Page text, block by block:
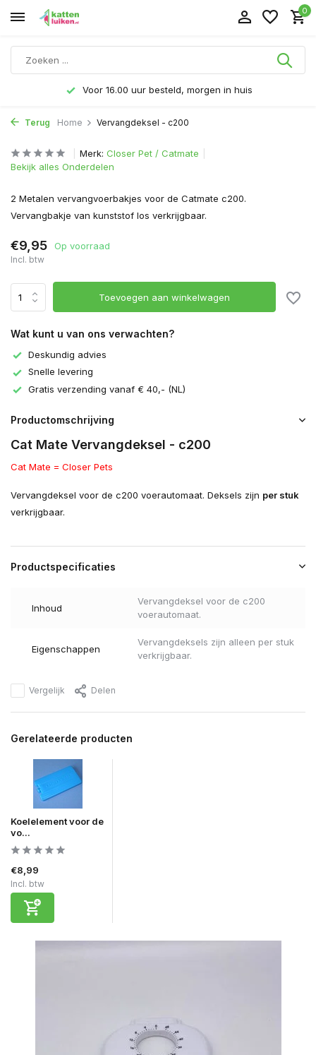
0
Voor 16.00 uur besteld, morgen in huis
Terug Home Vervangdeksel - c200
Merk: Closer Pet / Catmate
Bekijk alles Onderdelen
2 Metalen vervangvoerbakjes voor de Catmate c200.
Vervangbakje van kunststof los verkrijgbaar.
€9,95 Op voorraad
Incl. btw
Toevoegen aan winkelwagen
Wat kunt u van ons verwachten?
Deskundig advies
Snelle levering
Gratis verzending vanaf € 40,- (NL)
Productomschrijving
Cat Mate Vervangdeksel - c200
Cat Mate = Closer Pets
Vervangdeksel voor de c200 voerautomaat. Deksels zijn per stuk
verkrijgbaar.
Productspecificaties
Inhoud
Vervangdeksel voor de c200
voerautomaat.
Eigenschappen
Vervangdeksels zijn alleen per stuk
verkrijgbaar.
Vergelijk Delen
Gerelateerde producten
Koelelement voor de
vo...
€8,99
Incl. btw